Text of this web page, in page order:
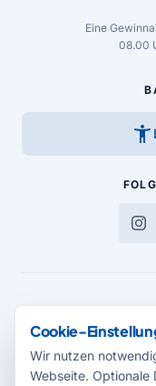
Eine
08.00
accessibility_new
Cookie-
Wir nutzen
Webseite. Optionale